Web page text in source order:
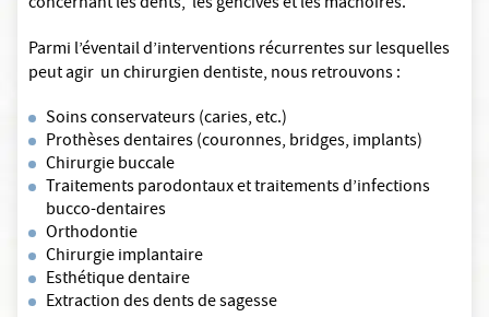
Parmi l’éventail d’interventions récurrentes sur lesquelles
peut agir un chirurgien dentiste, nous retrouvons :
Soins conservateurs (caries, etc.)
Prothèses dentaires (couronnes, bridges, implants)
Chirurgie buccale
Traitements parodontaux et traitements d’infections
bucco-dentaires
Orthodontie
Chirurgie implantaire
Esthétique dentaire
Extraction des dents de sagesse